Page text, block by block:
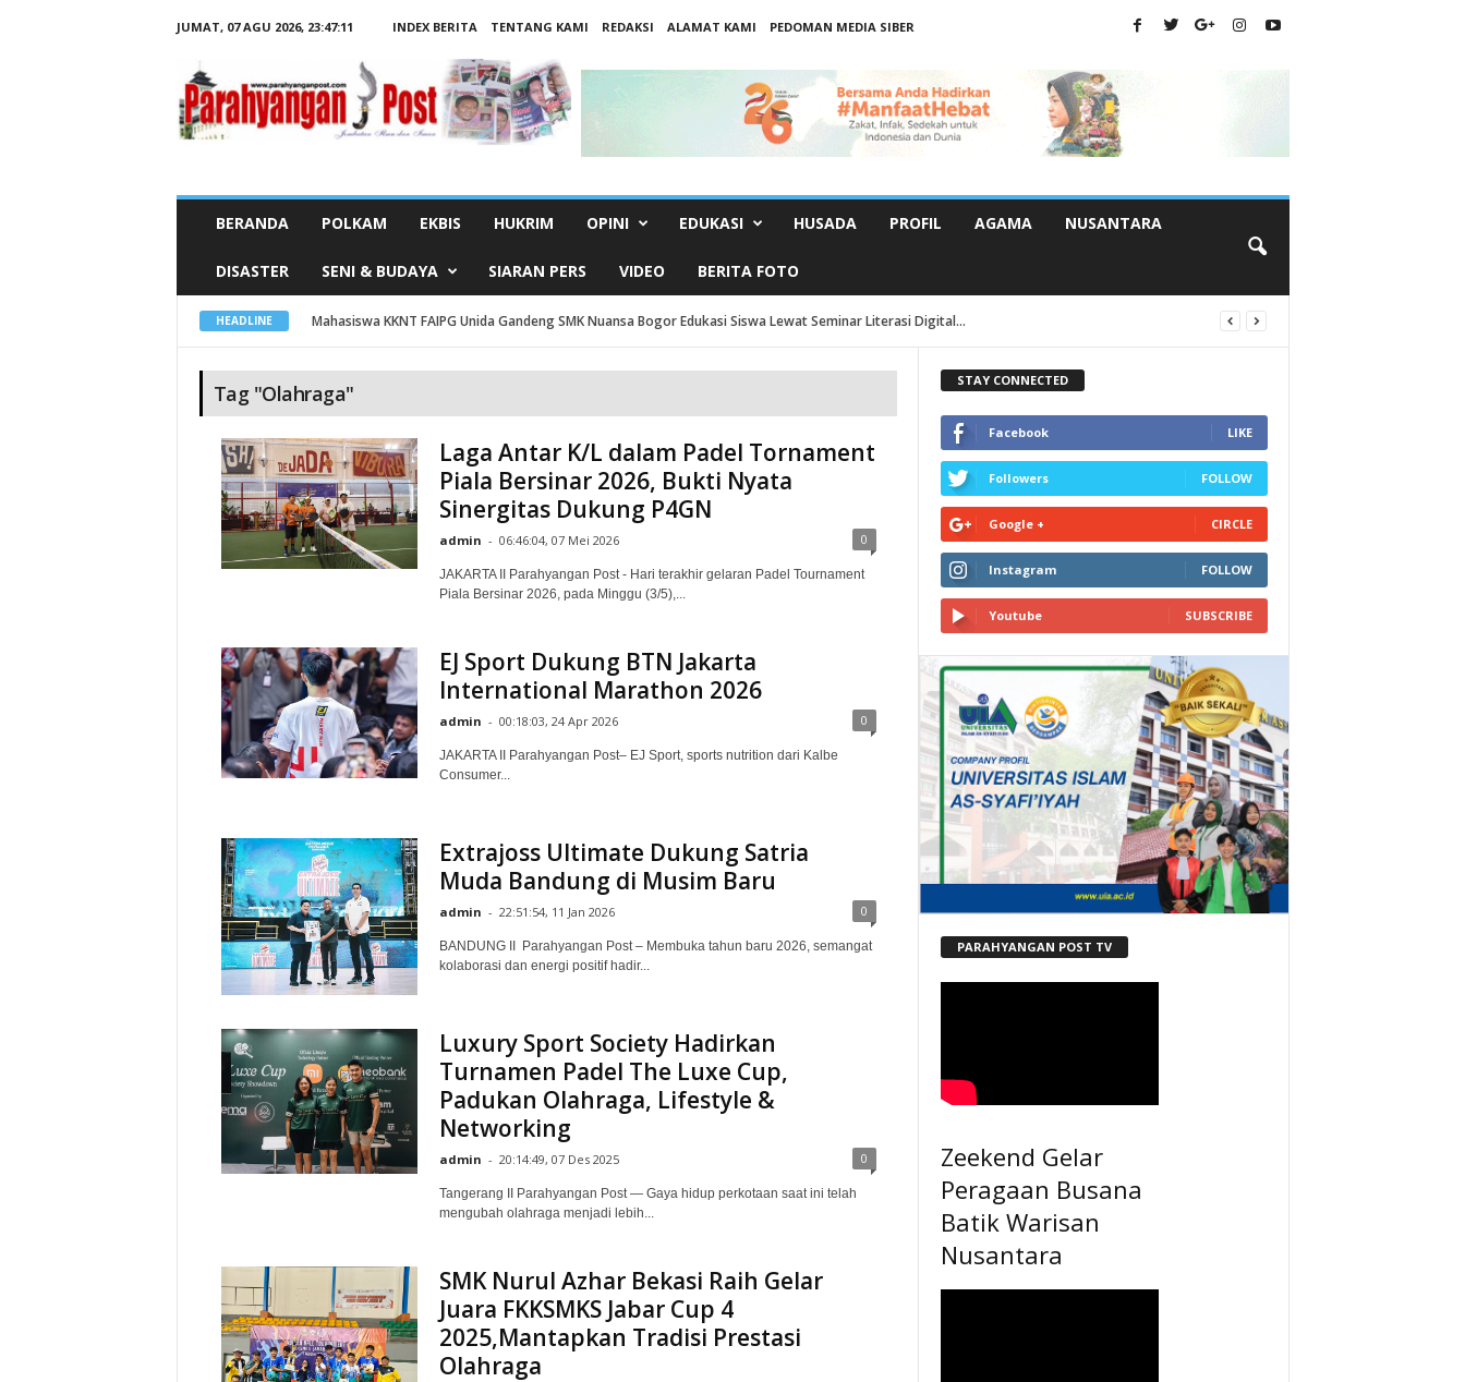
JUMAT, 07 AGU 2026, 23:47:12 INDEX BERITA TENTANG KAMI REDAKSI ALAMAT KAMI
PEDOMAN MEDIA SIBER
t
a
T
a
BERANDA POLKAM EKBIS HUKRIM OPINI EDUKASI HUSADA PROFIL AGAMA NUSANTARA
DISASTER SENI & BUDAYA SIARAN PERS VIDEO BERITA FOTO
HEADLINE Mahasiswa KKNT FAIPG Unida Gandeng SMK Nuansa Bogor Edukasi Siswa Lewat Seminar Literasi Digital...
Tag "Olahraga"
Laga Antar K/L dalam Padel Tornament
Piala Bersinar 2026, Bukti Nyata
Sinergitas Dukung P4GN
admin - 06:46:04, 07 Mei 2026 0
JAKARTA II Parahyangan Post - Hari terakhir gelaran Padel Tournament
Piala Bersinar 2026, pada Minggu (3/5),...
EJ Sport Dukung BTN Jakarta
International Marathon 2026
admin - 00:18:03, 24 Apr 2026 0
JAKARTA II Parahyangan Post– EJ Sport, sports nutrition dari Kalbe
Consumer...
Extrajoss Ultimate Dukung Satria
Muda Bandung di Musim Baru
admin - 22:51:54, 11 Jan 2026 0
BANDUNG II Parahyangan Post – Membuka tahun baru 2026, semangat
kolaborasi dan energi positif hadir...
Luxury Sport Society Hadirkan
Turnamen Padel The Luxe Cup,
Padukan Olahraga, Lifestyle &
Networking
admin - 20:14:49, 07 Des 2025 0
Tangerang II Parahyangan Post — Gaya hidup perkotaan saat ini telah
mengubah olahraga menjadi lebih...
SMK Nurul Azhar Bekasi Raih Gelar
Juara FKKSMKS Jabar Cup 4
2025,Mantapkan Tradisi Prestasi
Olahraga
STAY CONNECTED
Facebook LIKE
Followers FOLLOW
Google + CIRCLE
Instagram FOLLOW
Youtube SUBSCRIBE
PARAHYANGAN POST TV
Zeekend Gelar
Peragaan Busana
Batik Warisan
Nusantara